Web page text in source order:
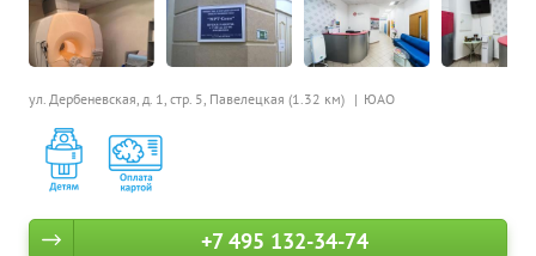
ул. Дербеневская, д. 1, стр. 5, Павелецкая (1.32 км) ЮАО
+7 495 132-34-74